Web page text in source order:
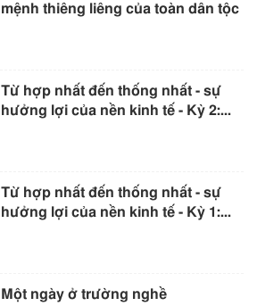
mệnh thiêng liêng của toàn dân tộc
Từ hợp nhất đến thống nhất - sự
hưởng lợi của nền kinh tế - Kỳ 2:...
Từ hợp nhất đến thống nhất - sự
hưởng lợi của nền kinh tế - Kỳ 1:...
Một ngày ở trường nghề